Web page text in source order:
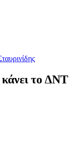
το ΔΝΤ